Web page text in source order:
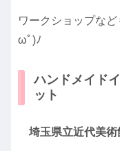
ワークショップな
ωﾟ)ﾉ
ハンドメイド
ット
埼玉県立近代美術